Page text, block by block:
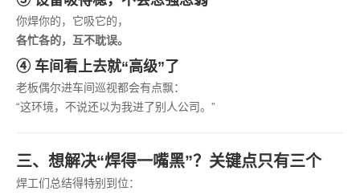
你焊你的，它吸它的，
各忙各的，互不耽误。
④ 车间看上去就“高级”了
老板偶尔进车间巡视都会有点飘：
“这环境，不说还以为我进了别人公司。”
三、想解决“焊得一嘴黑”？关键点只有三个
焊工们总结得特别到位：